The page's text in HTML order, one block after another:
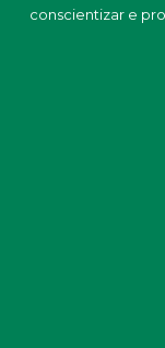
conscientizar e